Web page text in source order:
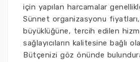
için yapılan harcamalar
Sünnet organizasyonu
büyüklüğüne, tercih edilen
sağlayıcıların kalitesine bağlı
Bütçenizi göz önünde